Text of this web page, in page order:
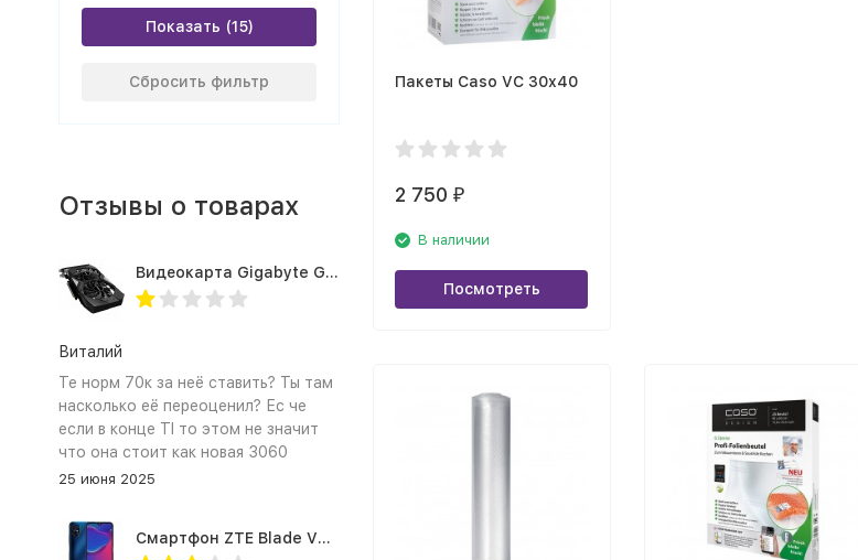
Пакеты Caso VC 30х40
2 750 ₽
В наличии
Посмотреть
Показать
Сбросить фильтр
Отзывы о товарах
Видеокарта Gigabyte GTX1660TI 6GB (GV-N166TOC-6GD 1.0A)
Виталий
Те норм 70к за неё ставить? Ты там
насколько её переоценил? Ес че
если в конце TI то этом не значит
что она стоит как новая 3060
25 июня 2025
Смартфон ZTE Blade V2020 Smart 64 Гб синий